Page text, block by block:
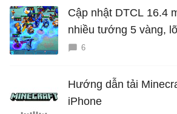
Cập nhật DTCL 16.4
nhiều tướng 5 vàng,
6
Hướng dẫn tải
iPhone